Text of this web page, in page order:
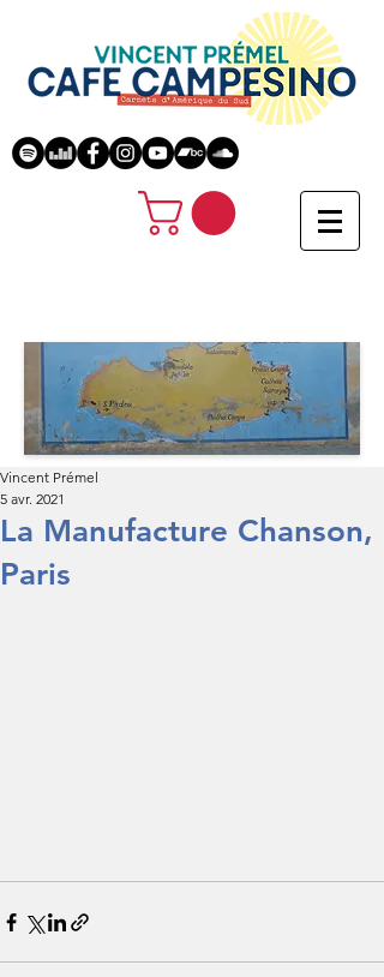
La Manufacture Chanson,
Paris
Vincent Prémel
5 avr. 2021